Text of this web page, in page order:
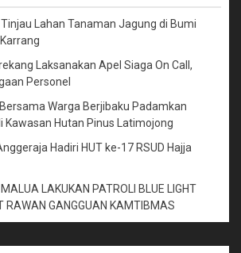
Lahan Tanaman Jagung di Bumi
Laksanakan Apel Siaga On Call,
Personel
Warga Berjibaku Padamkan
Kawasan Hutan Pinus Latimojong
Hadiri HUT ke-17 RSUD Hajja
LAKUKAN PATROLI BLUE LIGHT
RAWAN GANGGUAN KAMTIBMAS